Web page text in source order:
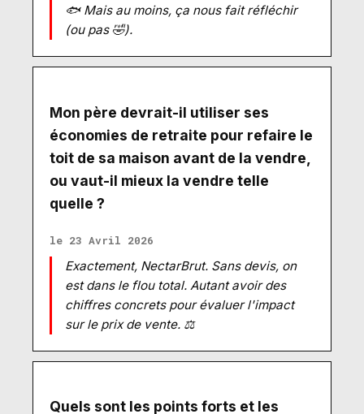
🐟 Mais au moins, ça nous fait réfléchir
(ou pas 🤣).
Mon père devrait-il utiliser ses
économies de retraite pour refaire le
toit de sa maison avant de la vendre,
ou vaut-il mieux la vendre telle
quelle ?
le 23 Avril 2026
Exactement, NectarBrut. Sans devis, on
est dans le flou total. Autant avoir des
chiffres concrets pour évaluer l'impact
sur le prix de vente. ⚖️
Quels sont les points forts et les